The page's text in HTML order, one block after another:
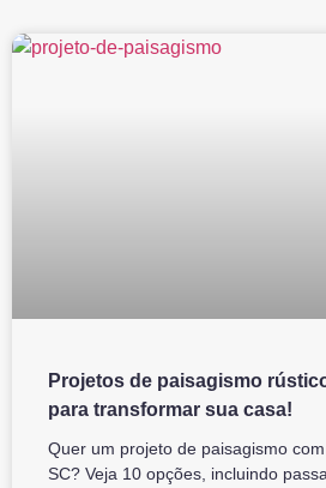
Projetos de paisagismo
para transformar sua casa!
Quer um projeto de paisagismo
SC? Veja 10 opções, incluindo